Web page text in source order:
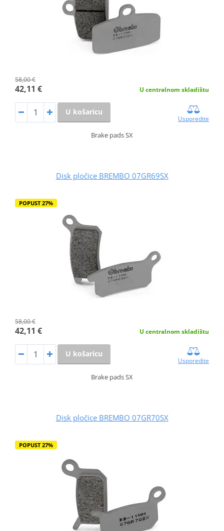
58,00 €
42,11 € U centralnom skladištu
U košaricu
Usporedite
Brake pads SX
Disk pločice BREMBO 07GR69SX
POPUST 27%
58,00 €
42,11 € U centralnom skladištu
U košaricu
Usporedite
Brake pads SX
Disk pločice BREMBO 07GR70SX
POPUST 27%